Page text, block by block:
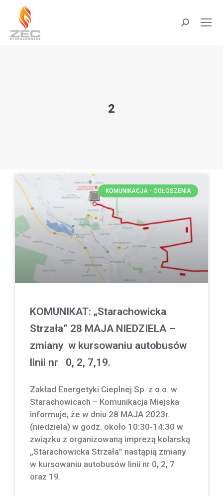
2
KOMUNIKACJA - OGŁOSZENIA
KOMUNIKAT: „Starachowicka
Strzała” 28 MAJA NIEDZIELA –
zmiany w kursowaniu autobusów
linii nr 0, 2, 7,19.
Zakład Energetyki Cieplnej Sp. z o.o. w
Starachowicach – Komunikacja Miejska
informuje, że w dniu 28 MAJA 2023r.
(niedziela) w godz. około 10:30-14:30 w
związku z organizowaną imprezą kolarską
„Starachowicka Strzała” nastąpią zmiany
w kursowaniu autobusów linii nr 0, 2, 7
oraz 19.